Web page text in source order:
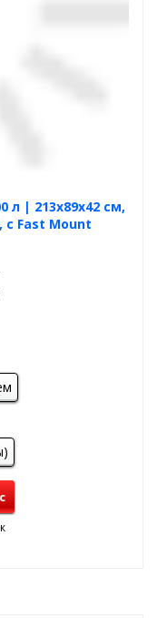
л | 213х89х42 см,
с Fast Mount